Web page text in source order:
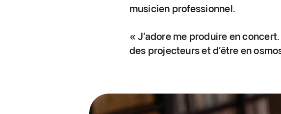
musicien professionnel.
« J’adore me produire en
des projecteurs et d’être en